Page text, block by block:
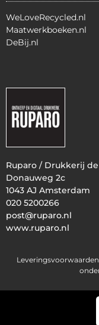
WeLoveRecycled.nl
Maatwerkboeken.nl
DeBij.nl
Ruparo / Drukkerij
Donauweg 2c
1043 AJ Amsterdam
020 5200266
post@ruparo.nl
www.ruparo.nl